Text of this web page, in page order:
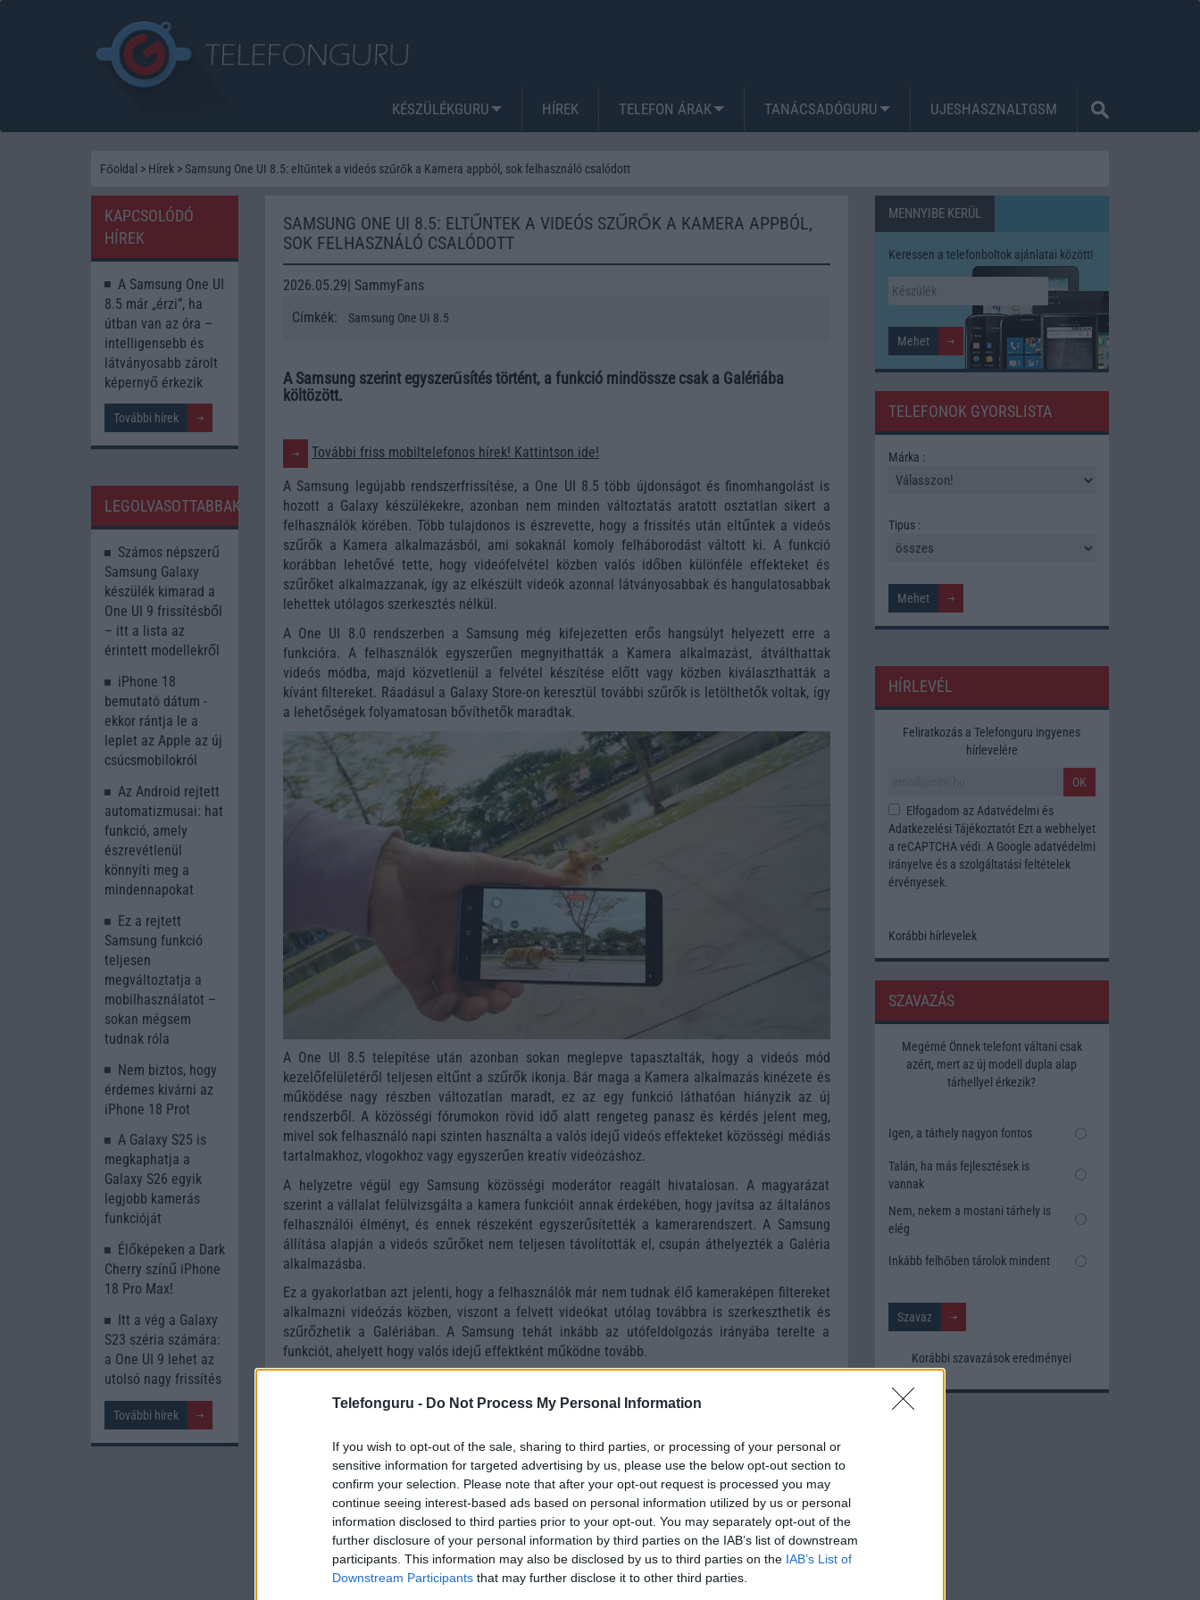
Telefonguru - Do Not Process My Personal Information
If you wish to opt-out of the sale, sharing to third parties, or processing of your personal or
sensitive information for targeted advertising by us, please use the below opt-out section to
confirm your selection. Please note that after your opt-out request is processed you may
continue seeing interest-based ads based on personal information utilized by us or personal
information disclosed to third parties prior to your opt-out. You may separately opt-out of the
further disclosure of your personal information by third parties on the IAB’s list of downstream
participants. This information may also be disclosed by us to third parties on the IAB’s List of
Downstream Participants that may further disclose it to other third parties.
KÉSZÜLÉKGURU HÍREK TELEFON ÁRAK TANÁCSADÓGURU UJESHASZNALTGSM
Főoldal > Hírek > Samsung One UI 8.5: eltűntek a videós szűrők a Kamera appból, sok felhasználó csalódott
SAMSUNG ONE UI 8.5: ELTŰNTEK A VIDEÓS SZŰRŐK A KAMERA APPBÓL,
SOK FELHASZNÁLÓ CSALÓDOTT
2026.05.29| SammyFans
Címkék:
Samsung One UI 8.5
A Samsung szerint egyszerűsítés történt, a funkció mindössze csak a Galériába
költözött.
További friss mobiltelefonos hírek! Kattintson ide!
A Samsung legújabb rendszerfrissítése, a One UI 8.5 több újdonságot és finomhangolást is
hozott a Galaxy készülékekre, azonban nem minden változtatás aratott osztatlan sikert a
felhasználók körében. Több tulajdonos is észrevette, hogy a frissítés után eltűntek a videós
szűrők a Kamera alkalmazásból, ami sokaknál komoly felháborodást váltott ki. A funkció
korábban lehetővé tette, hogy videófelvétel közben valós időben különféle effekteket és
szűrőket alkalmazzanak, így az elkészült videók azonnal látványosabbak és hangulatosabbak
lehettek utólagos szerkesztés nélkül.
A One UI 8.0 rendszerben a Samsung még kifejezetten erős hangsúlyt helyezett erre a
funkcióra. A felhasználók egyszerűen megnyithatták a Kamera alkalmazást, átválthattak
videós módba, majd közvetlenül a felvétel készítése előtt vagy közben kiválaszthatták a
kívánt filtereket. Ráadásul a Galaxy Store-on keresztül további szűrők is letölthetők voltak, így
a lehetőségek folyamatosan bővíthetők maradtak.
A One UI 8.5 telepítése után azonban sokan meglepve tapasztalták, hogy a videós mód
kezelőfelületéről teljesen eltűnt a szűrők ikonja. Bár maga a Kamera alkalmazás kinézete és
működése nagy részben változatlan maradt, ez az egy funkció láthatóan hiányzik az új
rendszerből. A közösségi fórumokon rövid idő alatt rengeteg panasz és kérdés jelent meg,
mivel sok felhasználó napi szinten használta a valós idejű videós effekteket közösségi médiás
tartalmakhoz, vlogokhoz vagy egyszerűen kreatív videózáshoz.
A helyzetre végül egy Samsung közösségi moderátor reagált hivatalosan. A magyarázat
szerint a vállalat felülvizsgálta a kamera funkcióit annak érdekében, hogy javítsa az általános
felhasználói élményt, és ennek részeként egyszerűsítették a kamerarendszert. A Samsung
állítása alapján a videós szűrőket nem teljesen távolították el, csupán áthelyezték a Galéria
alkalmazásba.
Ez a gyakorlatban azt jelenti, hogy a felhasználók már nem tudnak élő kameraképen filtereket
alkalmazni videózás közben, viszont a felvett videókat utólag továbbra is szerkeszthetik és
szűrőzhetik a Galériában. A Samsung tehát inkább az utófeldolgozás irányába terelte a
funkciót, ahelyett hogy valós idejű effektként működne tovább.
KAPCSOLÓDÓ
HÍREK
A Samsung One UI
8.5 már „érzi”, ha
útban van az óra –
intelligensebb és
látványosabb zárolt
képernyő érkezik
További hírek
LEGOLVASOTTABBAK
Számos népszerű
Samsung Galaxy
készülék kimarad a
One UI 9 frissítésből
– itt a lista az
érintett modellekről
iPhone 18
bemutató dátum -
ekkor rántja le a
leplet az Apple az új
csúcsmobilokról
Az Android rejtett
automatizmusai: hat
funkció, amely
észrevétlenül
könnyíti meg a
mindennapokat
Ez a rejtett
Samsung funkció
teljesen
megváltoztatja a
mobilhasználatot –
sokan mégsem
tudnak róla
Nem biztos, hogy
érdemes kivárni az
iPhone 18 Prot
A Galaxy S25 is
megkaphatja a
Galaxy S26 egyik
legjobb kamerás
funkcióját
Élőképeken a Dark
Cherry színű iPhone
18 Pro Max!
Itt a vég a Galaxy
S23 széria számára:
a One UI 9 lehet az
utolsó nagy frissítés
További hírek
MENNYIBE KERÜL
Keressen a telefonboltok ajánlatai között!
TELEFONOK GYORSLISTA
Márka :
Tipus :
HÍRLEVÉL
Feliratkozás a Telefonguru ingyenes
hírlevelére
OK
Elfogadom az Adatvédelmi és
Adatkezelési TájékoztatótEzt a webhelyet
a reCAPTCHA védi. A Google adatvédelmi
irányelve és a szolgáltatási feltételek
érvényesek.
Korábbi hírlevelek
SZAVAZÁS
Megérné Önnek telefont váltani csak
azért, mert az új modell dupla alap
tárhellyel érkezik?
Igen, a tárhely nagyon fontos
Talán, ha más fejlesztések is
vannak
Nem, nekem a mostani tárhely is
elég
Inkább felhőben tárolok mindent
Korábbi szavazások eredményei